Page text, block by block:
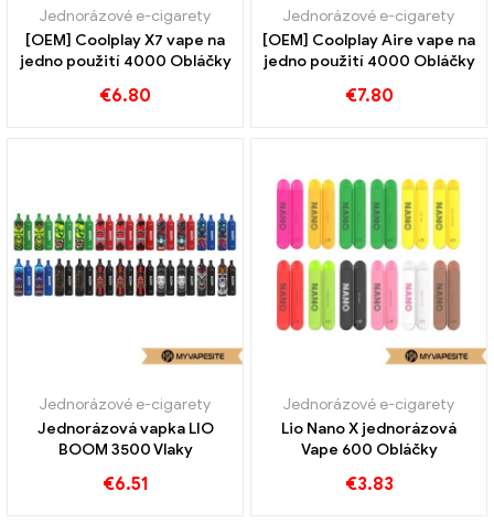
Jednorázové e-cigarety
[OEM] Coolplay X7 vape na
jedno použití 4000 Obláčky
€6.80
Jednorázové e-cigarety
[OEM] Coolplay Aire vape na
jedno použití 4000 Obláčky
€7.80
Jednorázové e-cigarety
Jednorázová vapka LIO
BOOM 3500 Vlaky
€6.51
Jednorázové e-cigarety
Lio Nano X jednorázová
Vape 600 Obláčky
€3.83